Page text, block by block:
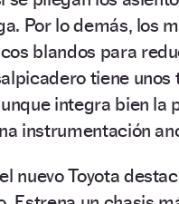
Por lo demás, los
blandos para
tiene
integra bien
instrumentación
nuevo Toyota